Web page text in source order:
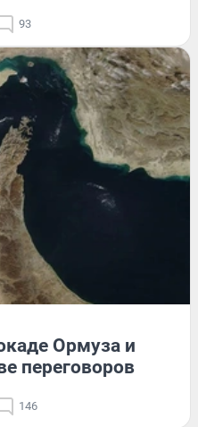
93
Ормуза и
переговоров
146